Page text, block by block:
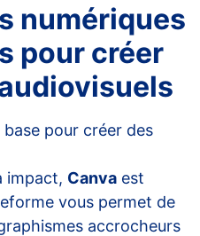
numériques
pour créer
pour créer des
impact, Canva est
vous permet de
accrocheurs